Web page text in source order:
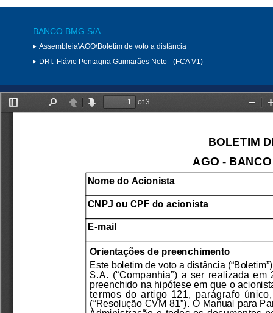
BANCO BMG S/A
Assembleia\AGO\Boletim de voto a distância
DRI: Flávio Pentagna Guimarães Neto - (FCA V1)